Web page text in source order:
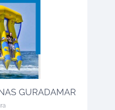
GURADAMAR